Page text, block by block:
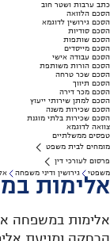
כתב ערבות ושטר חוב
הסכם הלוואה
הסכם גירושין לדוגמא
הסכם סודיות
הסכם שותפות
הסכם מייסדים
הסכם עבודה אישי
הסכם הורות משותפת
הסכם שכר טרחה
הסכם תיווך
הסכם מכר דירה
הסכם למתן שירותי ייעוץ
הסכם שכירות משנה
הסכם שכירות בלתי מוגנת
צוואה לדוגמא
טפסים ממשלתיים
מומחים לבית משפט
פרסום לעורכי דין
משפטי
גירושין ודיני משפחה
אלימות
אלימות במשפחה